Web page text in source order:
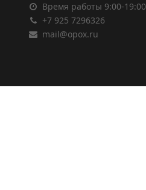
Время работы 9:00-19:00
+7 925 7296326
mail@opox.ru